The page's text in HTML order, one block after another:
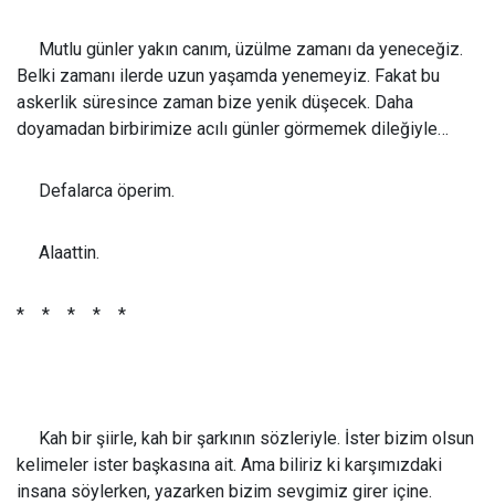
Mutlu günler yakın canım, üzülme zamanı da yeneceğiz.
Belki zamanı ilerde uzun yaşamda yenemeyiz. Fakat bu
askerlik süresince zaman bize yenik düşecek. Daha
doyamadan birbirimize acılı günler görmemek dileğiyle…
Defalarca öperim.
Alaattin.
* * * * *
Kah bir şiirle, kah bir şarkının sözleriyle. İster bizim olsun
kelimeler ister başkasına ait. Ama biliriz ki karşımızdaki
insana söylerken, yazarken bizim sevgimiz girer içine.